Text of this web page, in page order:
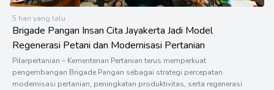
5 hari yang lalu
Brigade Pangan Insan Cita Jayakerta Jadi Model
Regenerasi Petani dan Modernisasi Pertanian
Pilarpertanian – Kementerian Pertanian terus memperkuat
pengembangan Brigade Pangan sebagai strategi percepatan
modernisasi pertanian, peningkatan produktivitas, serta regenerasi